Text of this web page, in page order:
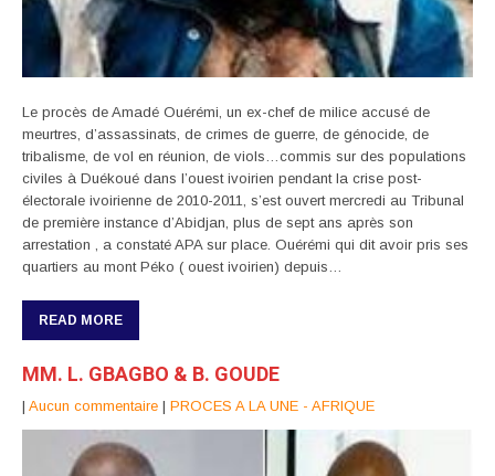
Le procès de Amadé Ouérémi, un ex-chef de milice accusé de
meurtres, d’assassinats, de crimes de guerre, de génocide, de
tribalisme, de vol en réunion, de viols…commis sur des populations
civiles à Duékoué dans l’ouest ivoirien pendant la crise post-
électorale ivoirienne de 2010-2011, s’est ouvert mercredi au Tribunal
de première instance d’Abidjan, plus de sept ans après son
arrestation , a constaté APA sur place. Ouérémi qui dit avoir pris ses
quartiers au mont Péko ( ouest ivoirien) depuis…
READ MORE
MM. L. GBAGBO & B. GOUDE
| Aucun commentaire | PROCES A LA UNE - AFRIQUE